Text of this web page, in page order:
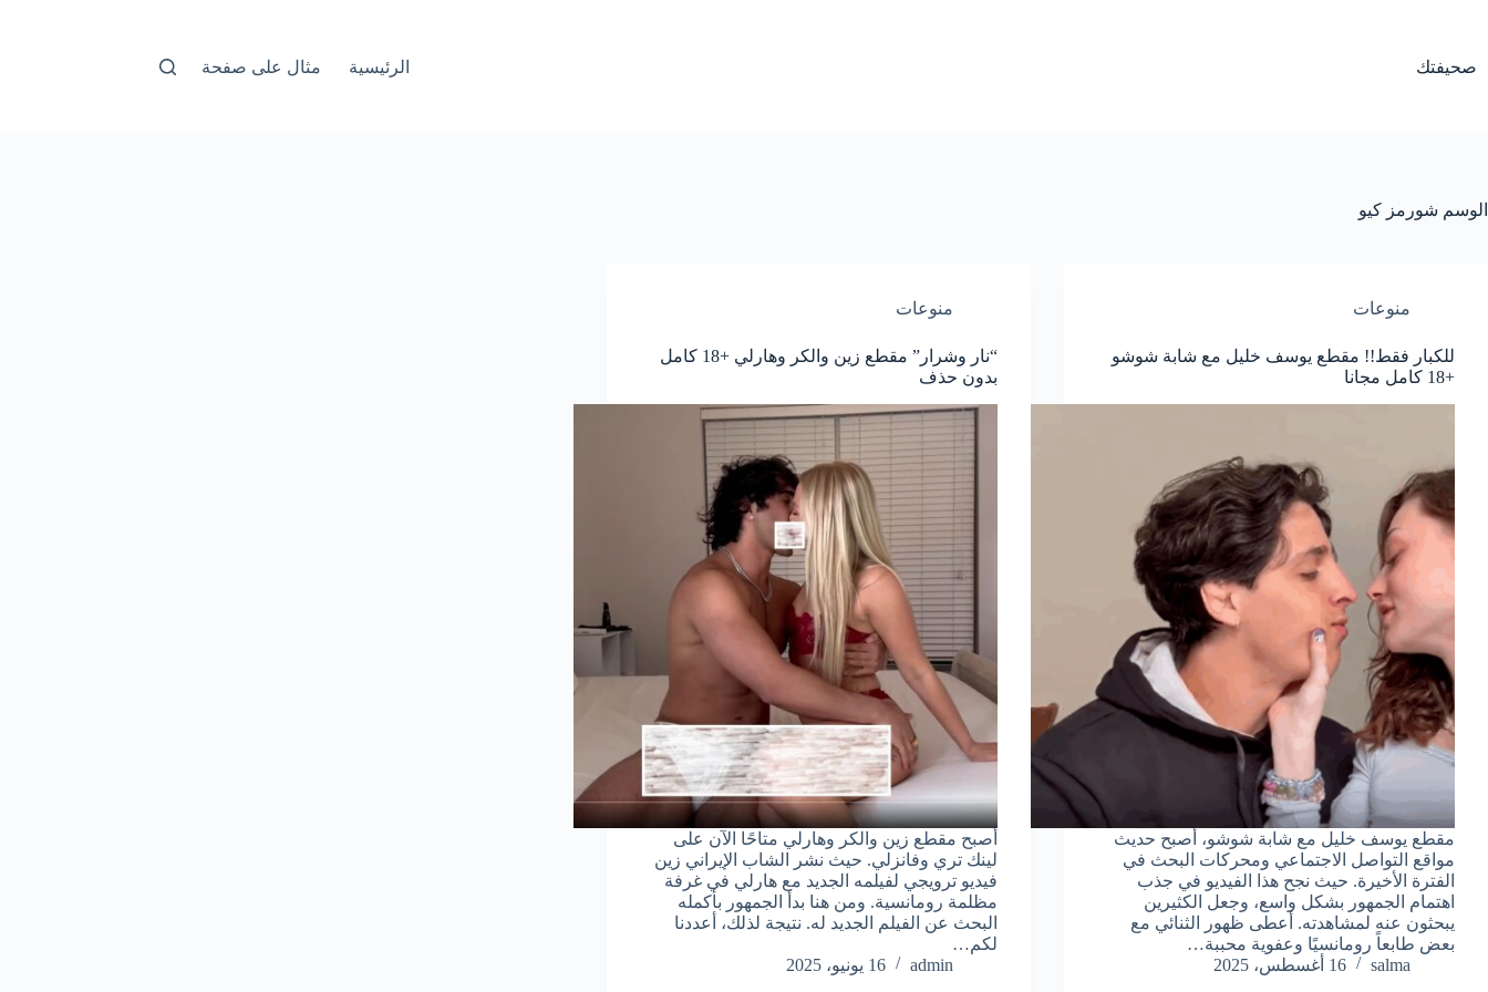
صحيفتك الرئيسية مثال على صفحة
الوسم شورمز كيو
منوعات
للكبار فقط!! مقطع يوسف خليل مع شابة شوشو
+18 كامل مجانا
مقطع يوسف خليل مع شابة شوشو، أصبح حديث
مواقع التواصل الاجتماعي ومحركات البحث في
الفترة الأخيرة. حيث نجح هذا الفيديو في جذب
اهتمام الجمهور بشكل واسع، وجعل الكثيرين
يبحثون عنه لمشاهدته. أعطى ظهور الثنائي مع
بعض طابعاً رومانسيًا وعفوية محببة…
salma
16 أغسطس، 2025
منوعات
“نار وشرار” مقطع زين والكر وهارلي +18 كامل
بدون حذف
أصبح مقطع زين والكر وهارلي متاحًا الآن على
لينك تري وفانزلي. حيث نشر الشاب الإيراني زين
فيديو ترويجي لفيلمه الجديد مع هارلي في غرفة
مظلمة رومانسية. ومن هنا بدأ الجمهور بأكمله
البحث عن الفيلم الجديد له. نتيجة لذلك، أعددنا
لكم…
admin
16 يونيو، 2025